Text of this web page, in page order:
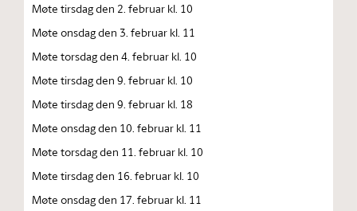
Møte tirsdag den 2. februar kl. 10
Møte onsdag den 3. februar kl. 11
Møte torsdag den 4. februar kl. 10
Møte tirsdag den 9. februar kl. 10
Møte tirsdag den 9. februar kl. 18
Møte onsdag den 10. februar kl. 11
Møte torsdag den 11. februar kl. 10
Møte tirsdag den 16. februar kl. 10
Møte onsdag den 17. februar kl. 11